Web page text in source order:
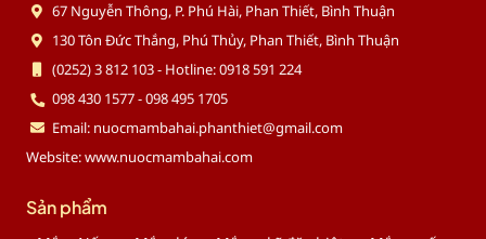
67 Nguyễn Thông, P. Phú Hài, Phan Thiết, Bình Thuận
130 Tôn Đức Thắng, Phú Thủy, Phan Thiết, Bình Thuận
(0252) 3 812 103 - Hotline: 0918 591 224
098 430 1577 - 098 495 1705
Email: nuocmambahai.phanthiet@gmail.com
Website: www.nuocmambahai.com
Sản phẩm